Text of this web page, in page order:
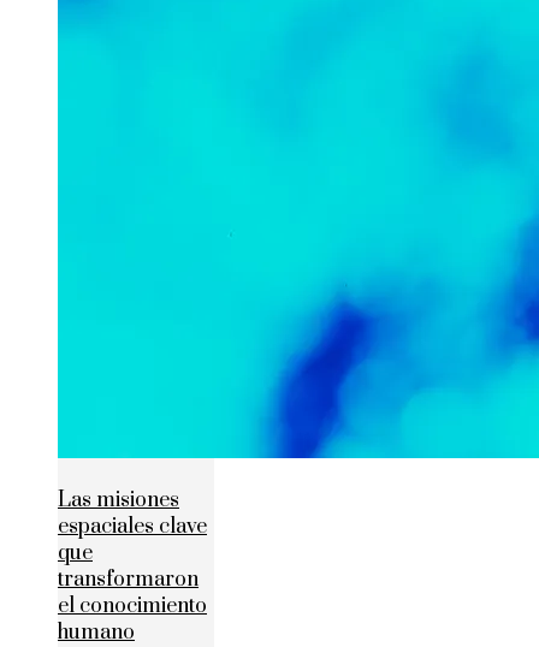
Las misiones
espaciales clave
que
transformaron
el conocimiento
humano